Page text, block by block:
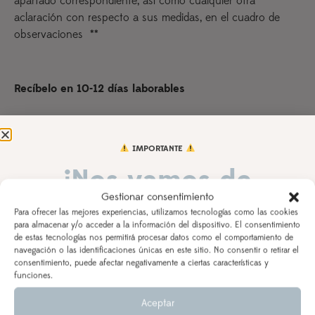
Gestionar consentimiento
Para ofrecer las mejores experiencias, utilizamos tecnologías como las cookies
para almacenar y/o acceder a la información del dispositivo. El consentimiento
de estas tecnologías nos permitirá procesar datos como el comportamiento de
navegación o las identificaciones únicas en este sitio. No consentir o retirar el
consentimiento, puede afectar negativamente a ciertas características y
funciones.
Aceptar
aclaración con respecto a sus medidas, en el cuadro de
observaciones **
Recíbelo en 10-12 días laborables
Talla sudadera
Nombre del peque Indica el nombre de tu peque para la personalización
IMPORTANTE
¡Nos vamos de
vacaciones!
DEL 3 AL 21 DE AGOSTO
Los pedidos realizados a partir del 28 de julio
saldrán,
según orden de entrada y tiempo de procesamiento
(indicado en la descripción del producto), a partir del